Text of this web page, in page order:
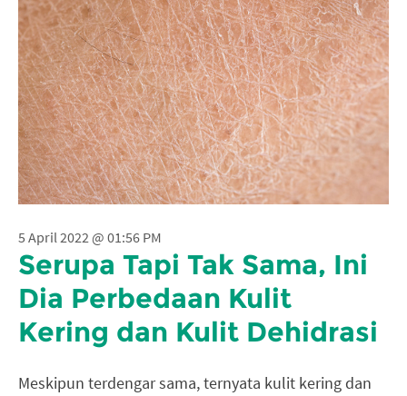
5 April 2022 @ 01:56 PM
Serupa Tapi Tak Sama, Ini
Dia Perbedaan Kulit
Kering dan Kulit Dehidrasi
Meskipun terdengar sama, ternyata kulit kering dan